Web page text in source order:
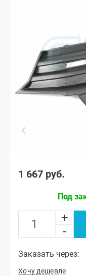
1 667 руб.
Под
+
-
Заказать через:
Хочу дешевле